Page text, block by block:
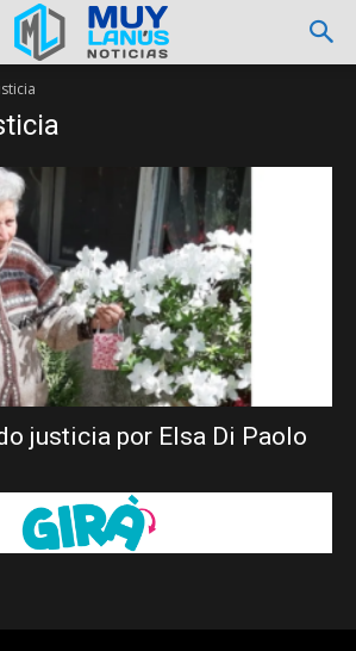
justicia por Elsa Di Paolo